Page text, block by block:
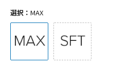
選択： MAX